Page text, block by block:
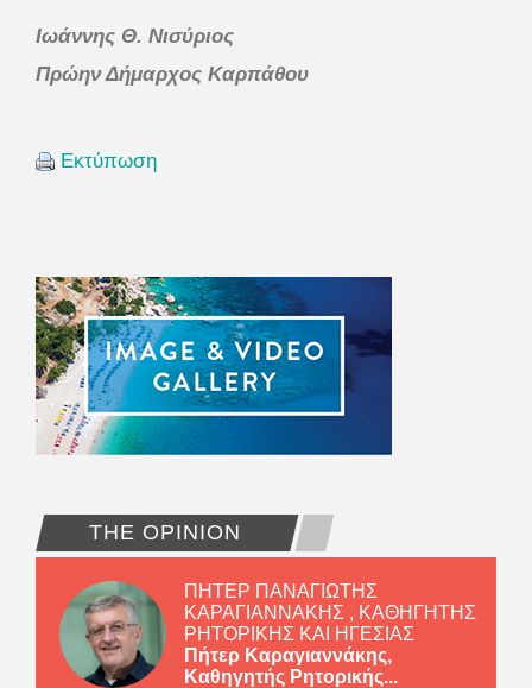
Ιωάννης Θ. Νισύριος
Πρώην Δήμαρχος Καρπάθου
Εκτύπωση
THE OPINION
ΠΗΤΕΡ ΠΑΝΑΓΙΩΤΗΣ
ΚΑΡΑΓΙΑΝΝΑΚΗΣ , ΚΑΘΗΓΗΤΗΣ
ΡΗΤΟΡΙΚΗΣ ΚΑΙ ΗΓΕΣΙΑΣ
Πήτερ Καραγιαννάκης,
Καθηγητής Ρητορικής...